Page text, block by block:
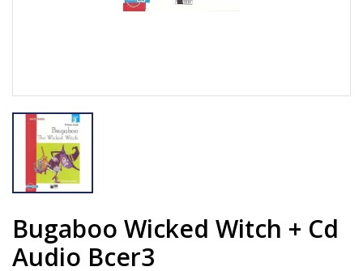
Bugaboo Wicked Witch + Cd
Audio Bcer3